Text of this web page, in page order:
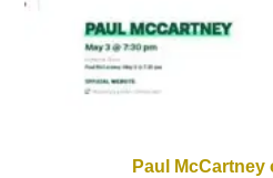
Paul McCartney